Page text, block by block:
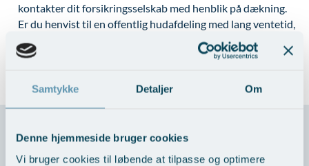
Samtykke Detaljer Om
Denne hjemmeside bruger cookies
Vi bruger cookies til løbende at tilpasse og optimere
kontakter dit forsikringsselskab med henblik på dækning.
Er du henvist til en offentlig hudafdeling med lang ventetid,
kan du i relevante tilfælde søge regionen om at blive
omvisiteret hertil.